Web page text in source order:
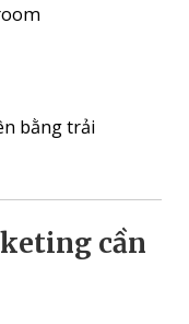
bằng trải
cần